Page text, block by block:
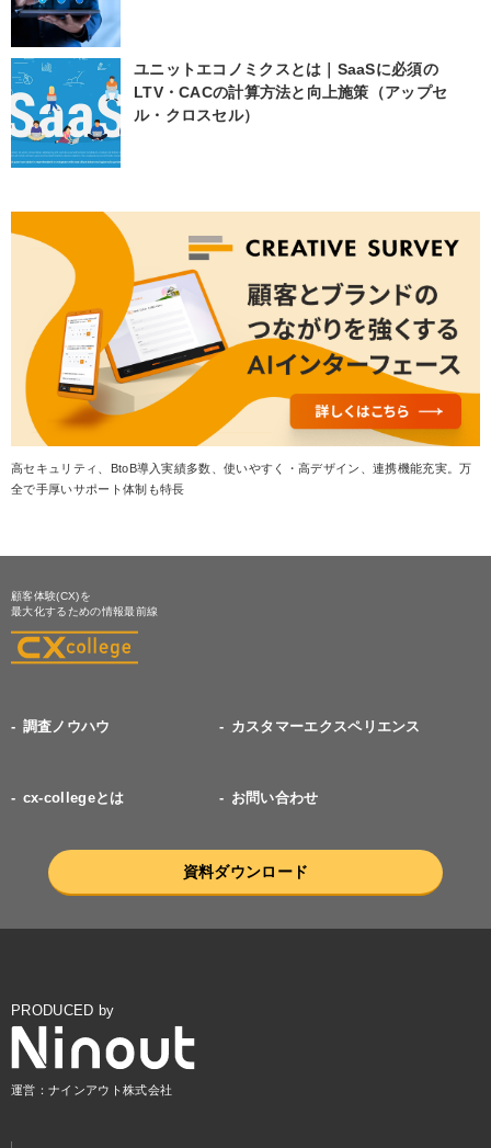
ユニットエコノミクスとは｜SaaSに必須の
LTV・CACの計算方法と向上施策（アップセ
ル・クロスセル）
高セキュリティ、BtoB導入実績多数、使いやすく・高デザイン、連携機能充実。万
全で手厚いサポート体制も特長
顧客体験(CX)を
最大化するための情報最前線
調査ノウハウ カスタマーエクスペリエンス
cx-collegeとは お問い合わせ
資料ダウンロード
PRODUCED by
運営：ナインアウト株式会社